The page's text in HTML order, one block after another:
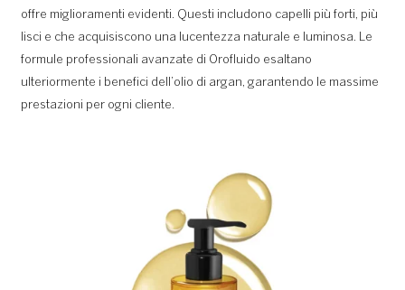
offre miglioramenti evidenti. Questi includono capelli più forti, più
lisci e che acquisiscono una lucentezza naturale e luminosa. Le
formule professionali avanzate di Orofluido esaltano
ulteriormente i benefici dell’olio di argan, garantendo le massime
prestazioni per ogni cliente.